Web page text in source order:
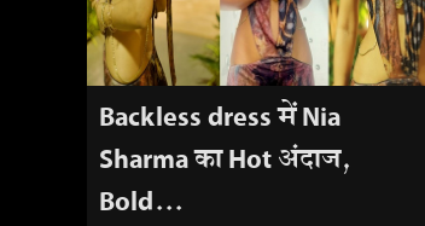
Backless dress में Nia
Sharma का Hot अंदाज,
Bold...